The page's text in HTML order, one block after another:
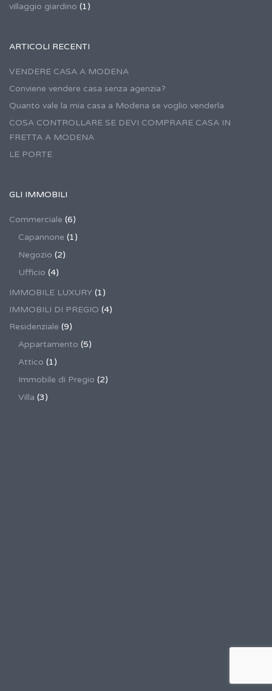
villaggio giardino (1)
ARTICOLI RECENTI
VENDERE CASA A MODENA
Conviene vendere casa senza agenzia?
Quanto vale la mia casa a Modena se voglio venderla
COSA CONTROLLARE SE DEVI COMPRARE CASA IN
FRETTA A MODENA
LE PORTE
GLI IMMOBILI
Commerciale (6)
Capannone (1)
Negozio (2)
Ufficio (4)
IMMOBILE LUXURY (1)
IMMOBILI DI PREGIO (4)
Residenziale (9)
Appartamento (5)
Attico (1)
Immobile di Pregio (2)
Villa (3)